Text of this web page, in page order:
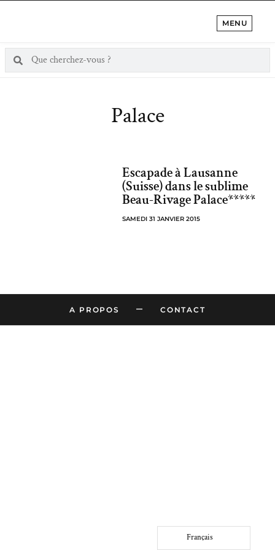
MENU
Palace
Escapade à Lausanne
(Suisse) dans le sublime
Beau-Rivage Palace*****
SAMEDI 31 JANVIER 2015
A PROPOS – CONTACT
Français